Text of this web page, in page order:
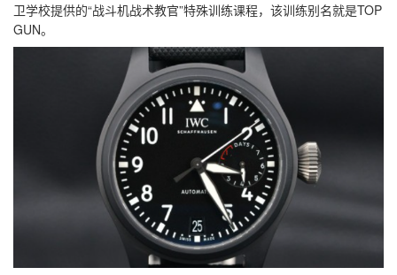
卫学校提供的“战斗机战术教官”特殊训练课程，该训练别名就是TOP
GUN。